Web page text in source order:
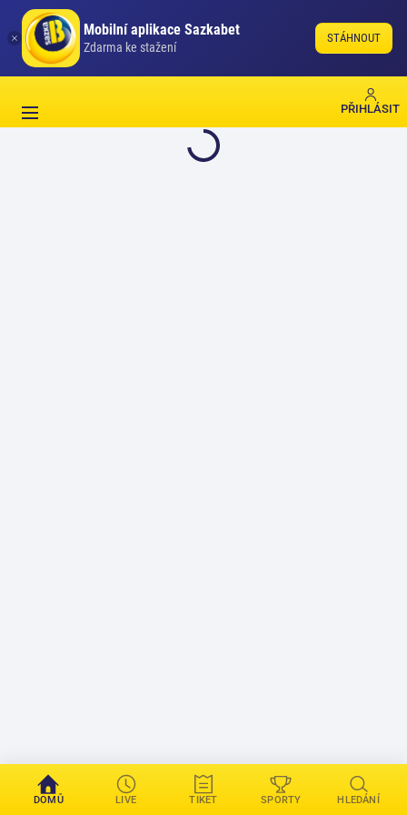
Mobilní aplikace Sazkabet
Zdarma ke stažení
STÁHNOUT
PŘIHLÁSIT
DOMŮ LIVE TIKET SPORTY HLEDÁNÍ